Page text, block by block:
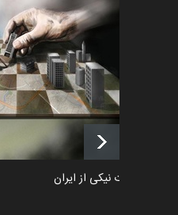
پوستر
اخبار 6 ماه قبل
لیست
اخبار
طراوت نیکی از ایران